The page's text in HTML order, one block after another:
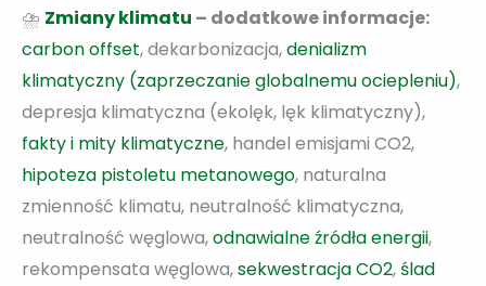
⛈️ Zmiany klimatu – dodatkowe informacje:
carbon offset, dekarbonizacja,denializm
klimatyczny (zaprzeczanie globalnemu ociepleniu),
depresja klimatyczna (ekolęk, lęk klimatyczny),
fakty i mity klimatyczne, handel emisjami CO2,
hipoteza pistoletu metanowego, naturalna
zmienność klimatu, neutralność klimatyczna,
neutralność węglowa,odnawialne źródła energii,
rekompensata węglowa,sekwestracja CO2,ślad